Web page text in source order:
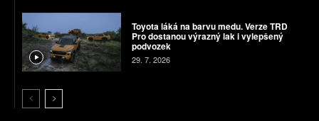
Toyota láká na barvu medu. Verze TRD
Pro dostanou výrazný lak i vylepšený
podvozek
29. 7. 2026